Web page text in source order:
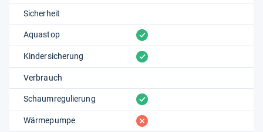
Sicherheit
Aquastop vorhanden
Kindersicherung vorhanden
Verbrauch
Schaumregulierung vorhanden
Wärmepumpe fehlt